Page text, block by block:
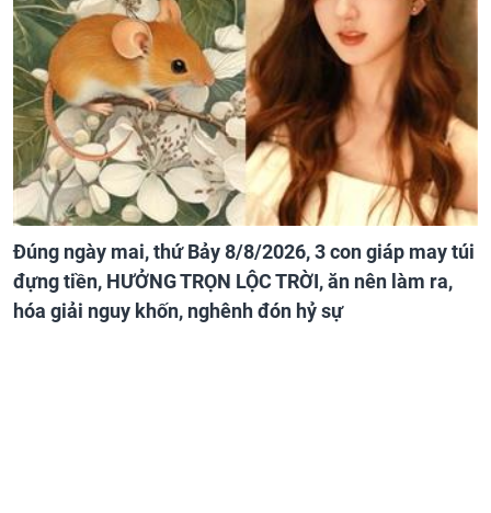
Đúng ngày mai, thứ Bảy 8/8/2026, 3 con giáp may túi
đựng tiền, HƯỞNG TRỌN LỘC TRỜI, ăn nên làm ra,
hóa giải nguy khốn, nghênh đón hỷ sự